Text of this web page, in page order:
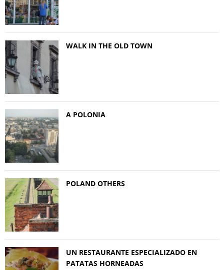
WALK IN THE OLD TOWN
A POLONIA
POLAND OTHERS
UN RESTAURANTE ESPECIALIZADO EN
PATATAS HORNEADAS